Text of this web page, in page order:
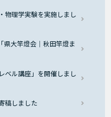
物理学実験を実施しまし
県大竿燈会｜秋田竿燈ま
ベル講座」を開催しまし
稿しました